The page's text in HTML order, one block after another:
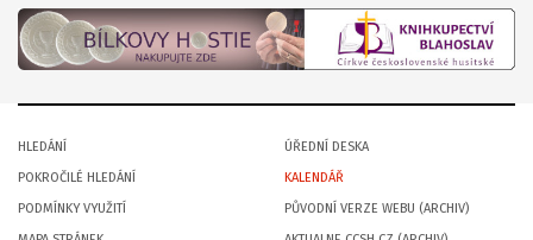
HLEDÁNÍ
POKROČILÉ HLEDÁNÍ
PODMÍNKY VYUŽITÍ
ÚŘEDNÍ DESKA
KALENDÁŘ
PŮVODNÍ VERZE WEBU (ARCHIV)